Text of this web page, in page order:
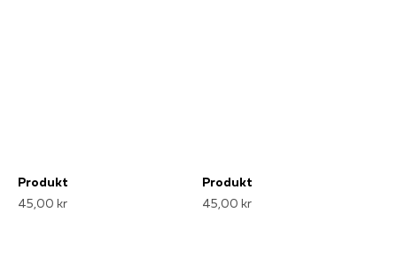
Produkt
45,00 kr
Produkt
45,00 kr